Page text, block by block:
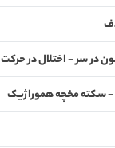
در سر - اختلال در حرکت
- سکته مخچه هموراژیک